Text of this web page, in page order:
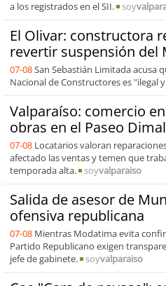
a los registrados en el SII.
soy
El Olivar: constructora
revertir suspensión del
07-08San Sebastián Limitada acusa
Nacional de Constructores es "ilegal
Valparaíso: comercio
obras en el Paseo
07-08 Locatarios valoran
afectado las ventas y temen que
temporada alta.
soyvalparaiso
Salida de asesor de
ofensiva republicana
07-08 Mientras Modatima evita
Partido Republicano exigen
jefe de gabinete.
soyvalparaiso